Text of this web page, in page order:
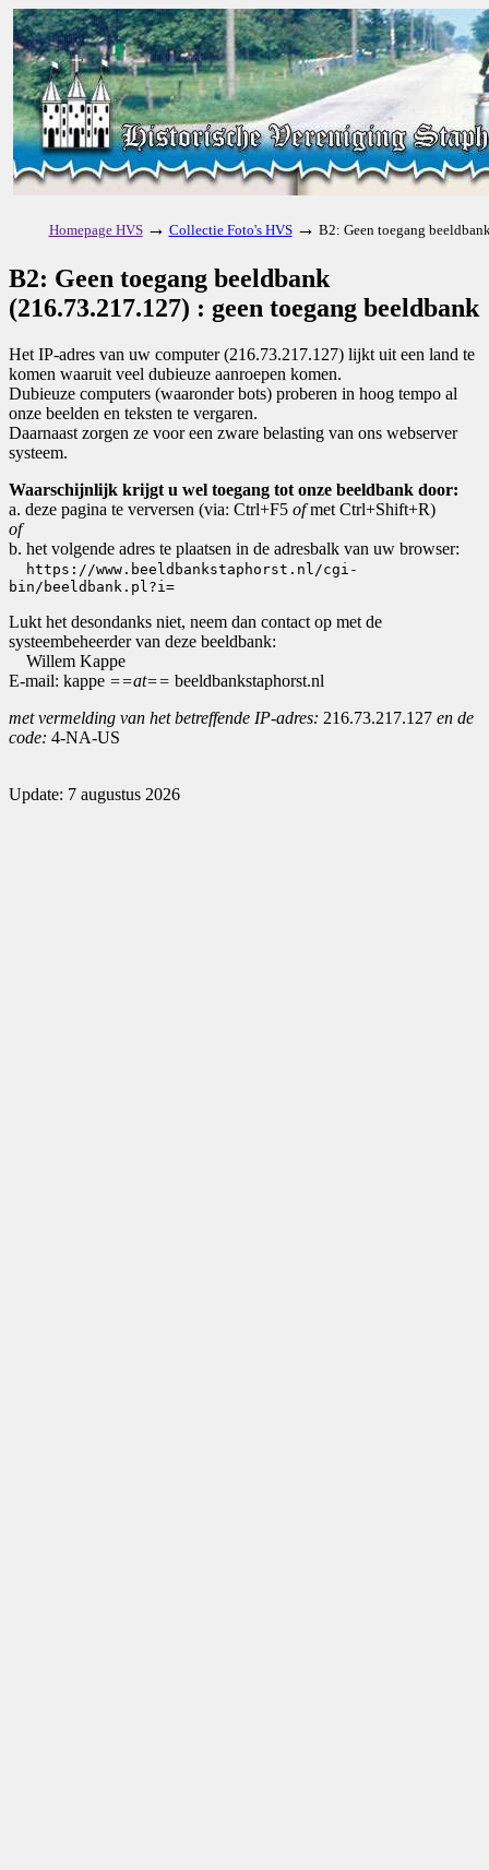
Homepage HVS → Collectie Foto's HVS → B2: Geen toegang
B2: Geen toegang beeldbank
(216.73.217.127) : geen toegang beeldbank
Het IP-adres van uw computer (216.73.217.127) lijkt uit een land te
komen waaruit veel dubieuze aanroepen komen.
Dubieuze computers (waaronder bots) proberen in hoog tempo al
onze beelden en teksten te vergaren.
Daarnaast zorgen ze voor een zware belasting van ons webserver
systeem.
Waarschijnlijk krijgt u wel toegang tot onze beeldbank door:
a. deze pagina te verversen (via: Ctrl+F5 ofmet Ctrl+Shift+R)
of
b. het volgende adres te plaatsen in de adresbalk van uw browser:
https://www.beeldbankstaphorst.nl/cgi-
bin/beeldbank.pl?i=
Lukt het desondanks niet, neem dan contact op met de
systeembeheerder van deze beeldbank:
Willem Kappe
E-mail: kappe ==at== beeldbankstaphorst.nl
met vermelding van het betreffende IP-adres: 216.73.217.127 en de
code: 4-NA-US
Update: 7 augustus 2026